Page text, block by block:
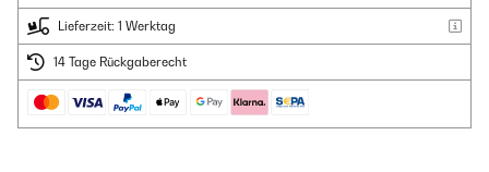
Lieferzeit: 1 Werktag
14 Tage Rückgaberecht